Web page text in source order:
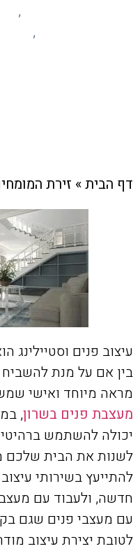
,
,
דף הבית» זירת
עיצוב פנים
בין אם על מנת
מראה מיוחד ואישי
מעצבת פנים בשרון,
יכולה להשתמש
לשנות את הבית שלכם
להתייעץ בשירותי
חדשה, ולעבוד עם
עם מעצבי פנים שגם
לטובת יצירת עיצוב